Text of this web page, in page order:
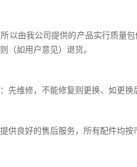
以由我公司提供的产品实行质量
（如用户意见）退货。
先维修，不能修复则更换、如更换
供良好的售后服务，所有配件均按